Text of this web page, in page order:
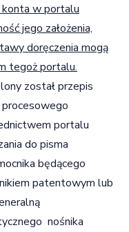
konta w portalu
jego założenia,
doręczenia mogą
tegoż portalu.
został przepis
portalu
do pisma
będącego
patentowym lub
nośnika